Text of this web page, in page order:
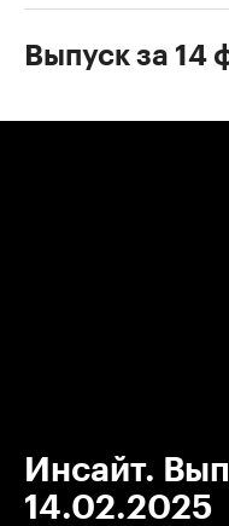
Выпуск за 14
Инсайт.
14.02.2025